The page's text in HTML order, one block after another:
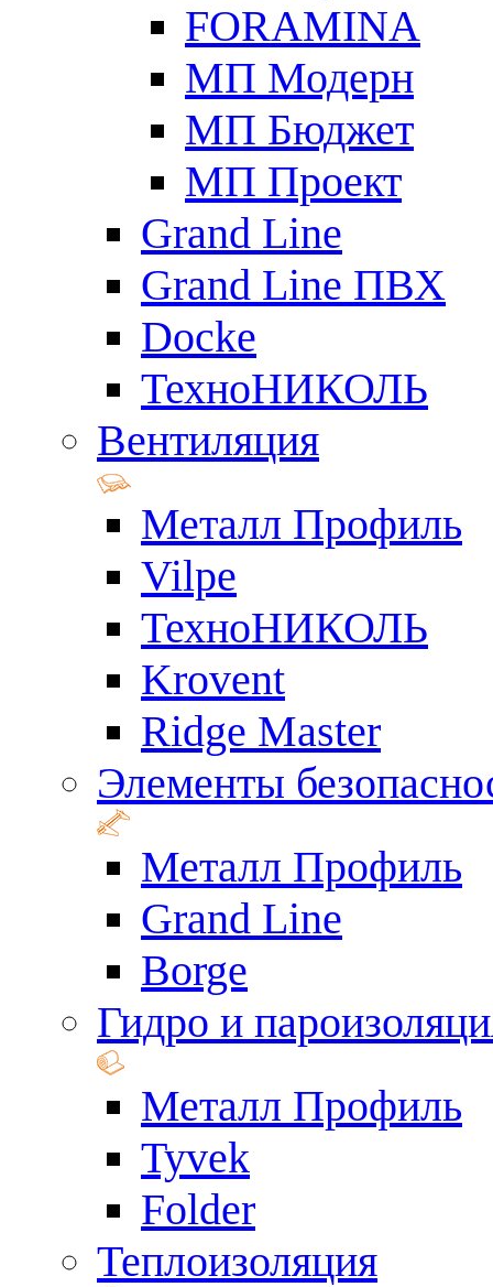
FORAMINA
МП Модерн
МП Бюджет
МП Проект
Grand Line
Grand Line ПВХ
Docke
ТехноНИКОЛЬ
Вентиляция
Металл Профиль
Vilpe
ТехноНИКОЛЬ
Krovent
Ridge Master
Элементы
Металл Профиль
Grand Line
Borge
Гидро и
Металл Профиль
Tyvek
Folder
Теплоизоляция